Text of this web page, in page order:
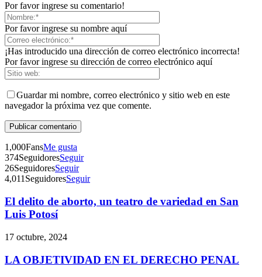
Por favor ingrese su comentario!
Por favor ingrese su nombre aquí
¡Has introducido una dirección de correo electrónico incorrecta!
Por favor ingrese su dirección de correo electrónico aquí
Guardar mi nombre, correo electrónico y sitio web en este
navegador la próxima vez que comente.
1,000FansMe gusta
374SeguidoresSeguir
26SeguidoresSeguir
4,011 SeguidoresSeguir
El delito de aborto, un teatro de variedad en San
Luis Potosí
17 octubre, 2024
LA OBJETIVIDAD EN EL DERECHO PENAL